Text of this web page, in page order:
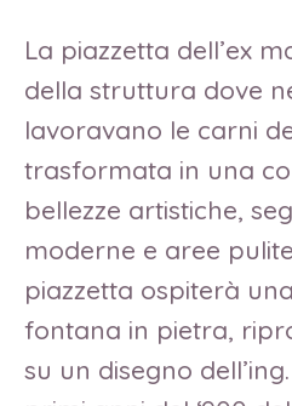
La piazzetta dell’ex
della struttura dove
lavoravano le carni
trasformata in una
bellezze artistiche,
moderne e aree
piazzetta ospiterà
fontana in pietra,
su un disegno